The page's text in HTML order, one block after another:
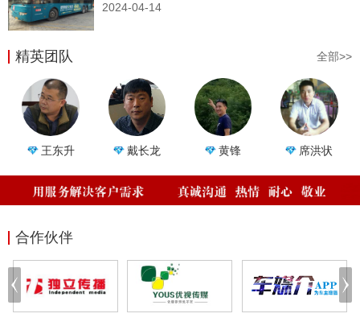
2024-04-14
精英团队 全部>>
王东升 戴长龙 黄锋 席洪状
合作伙伴